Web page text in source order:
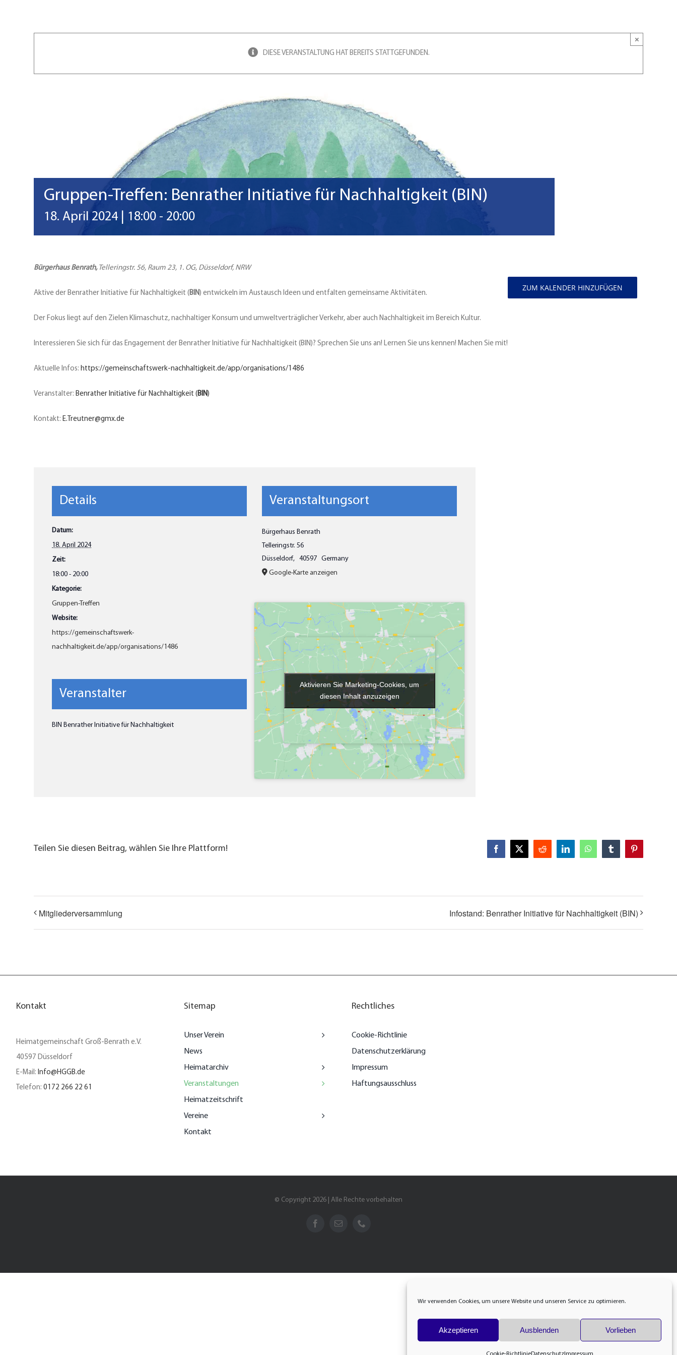
Wir verwenden Cookies, um unsere Website und unseren Service zu optimieren.
Akzeptieren Ausblenden Vorlieben
DIESE VERANSTALTUNG HAT BEREITS STATTGEFUNDEN.
×
Gruppen-Treffen: Benrather Initiative für Nachhaltigkeit (BIN)
18. April 2024 | 18:00 - 20:00
Bürgerhaus Benrath,Telleringstr. 56, Raum 23, 1. OG, Düsseldorf, NRW
Aktive der Benrather Initiative für Nachhaltigkeit (BIN) entwickeln im Austausch Ideen und entfalten gemeinsame Aktivitäten.
Der Fokus liegt auf den Zielen Klimaschutz, nachhaltiger Konsum und umweltverträglicher Verkehr, aber auch Nachhaltigkeit im Bereich Kultur.
Interessieren Sie sich für das Engagement der Benrather Initiative für Nachhaltigkeit (BIN)? Sprechen Sie uns an! Lernen Sie uns kennen! Machen Sie mit!
Aktuelle Infos:https://gemeinschaftswerk-nachhaltigkeit.de/app/organisations/1486
Veranstalter:Benrather Initiative für Nachhaltigkeit (BIN)
Kontakt:E.Treutner@gmx.de
ZUM KALENDER HINZUFÜGEN
Details
Datum:
18. April 2024
Zeit:
18:00 - 20:00
Kategorie:
Gruppen-Treffen
Website:
https://gemeinschaftswerk-
nachhaltigkeit.de/app/organisations/1486
Veranstalter
BIN Benrather Initiative für Nachhaltigkeit
Veranstaltungsort
Bürgerhaus Benrath
Telleringstr. 56
Düsseldorf, 40597 Germany
Google-Karte anzeigen
Aktivieren Sie Marketing-Cookies, um
diesen Inhalt anzuzeigen
Aktivieren Sie Marketing-Cookies, um
diesen Inhalt anzuzeigen
Teilen Sie diesen Beitrag, wählen Sie Ihre Plattform! Facebook
X Reddit LinkedInWhatsAppTumblrPinterest
Mitgliederversammlung Infostand: Benrather Initiative für Nachhaltigkeit (BIN)
Kontakt
Heimatgemeinschaft Groß-Benrath e.V.
40597 Düsseldorf
E-Mail: Info@HGGB.de
Telefon: 0172 266 22 61
Sitemap
Unser Verein
News
Heimatarchiv
Veranstaltungen
Heimatzeitschrift
Vereine
Kontakt
Rechtliches
Cookie-Richtlinie
Datenschutzerklärung
Impressum
Haftungsausschluss
© Copyright 2026 | Alle Rechte vorbehalten